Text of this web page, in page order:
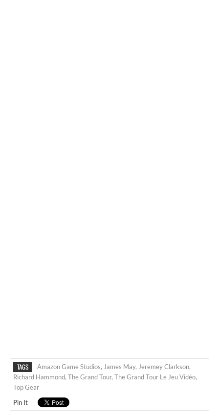
TAGS Amazon Game Studios, James May, Jeremey Clarkson,
Richard Hammond, The Grand Tour, The Grand Tour Le Jeu Vidéo,
Top Gear
Pin It